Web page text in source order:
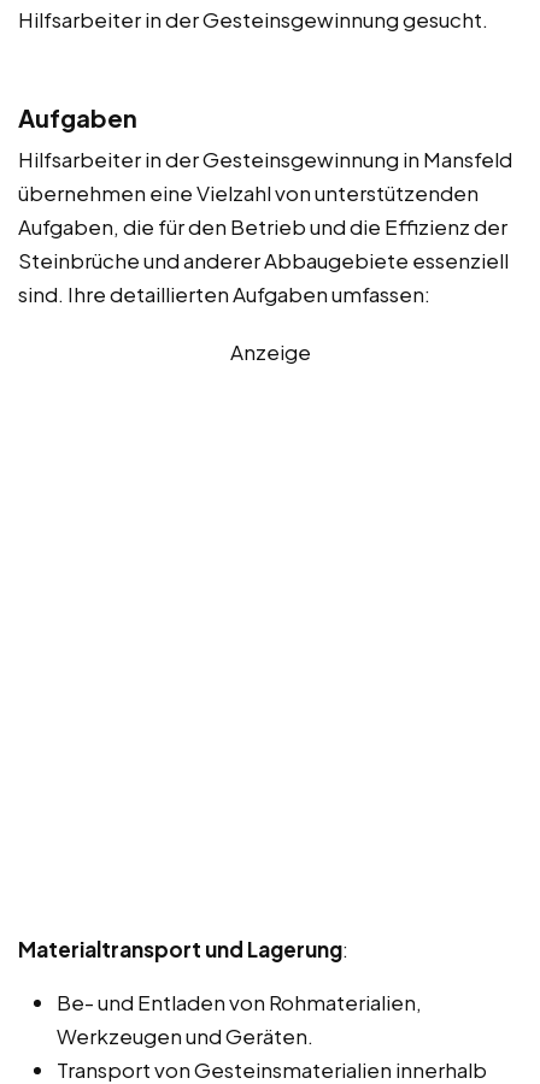
Hilfsarbeiter in der Gesteinsgewinnung gesucht.
Aufgaben
Hilfsarbeiter in der Gesteinsgewinnung in Mansfeld
übernehmen eine Vielzahl von unterstützenden
Aufgaben, die für den Betrieb und die Effizienz der
Steinbrüche und anderer Abbaugebiete essenziell
sind. Ihre detaillierten Aufgaben umfassen:
Anzeige
Materialtransport und Lagerung:
Be- und Entladen von Rohmaterialien,
Werkzeugen und Geräten.
Transport von Gesteinsmaterialien innerhalb